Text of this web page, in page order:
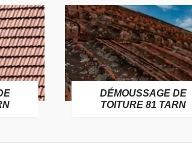
DÉMOUSSAGE DE
TOITURE 81 TARN